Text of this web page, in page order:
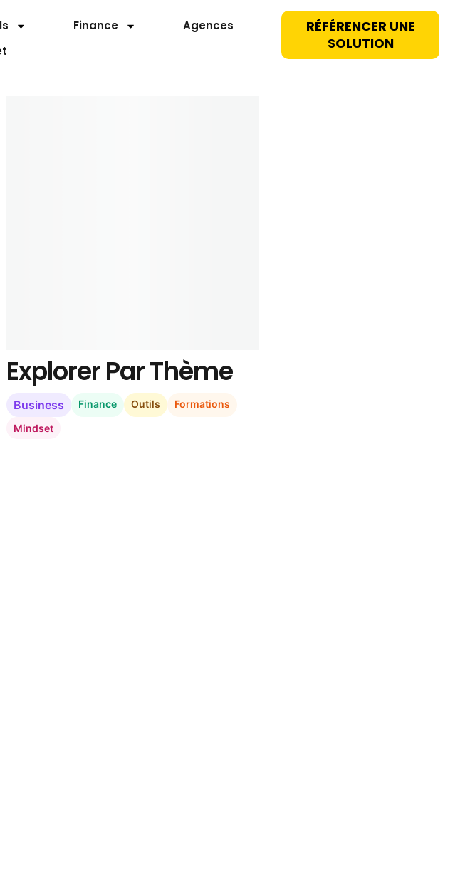
Finance
Agences
RÉFÉRENCER UNE
SOLUTION
Explorer Par Thème
Business Finance Outils
Formations
Mindset